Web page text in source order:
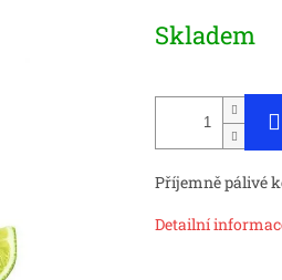
cena:
Skladem
Příjemně pálivé
Detailní